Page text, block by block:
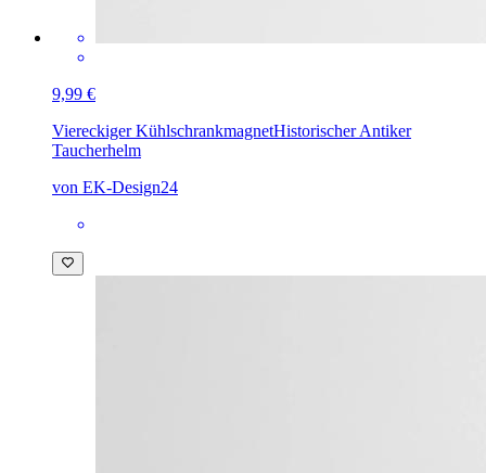
9,99 €
Viereckiger KühlschrankmagnetHistorischer Antiker
Taucherhelm
von EK-Design24